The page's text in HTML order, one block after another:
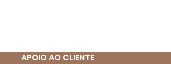
APOIO AO CLIENTE